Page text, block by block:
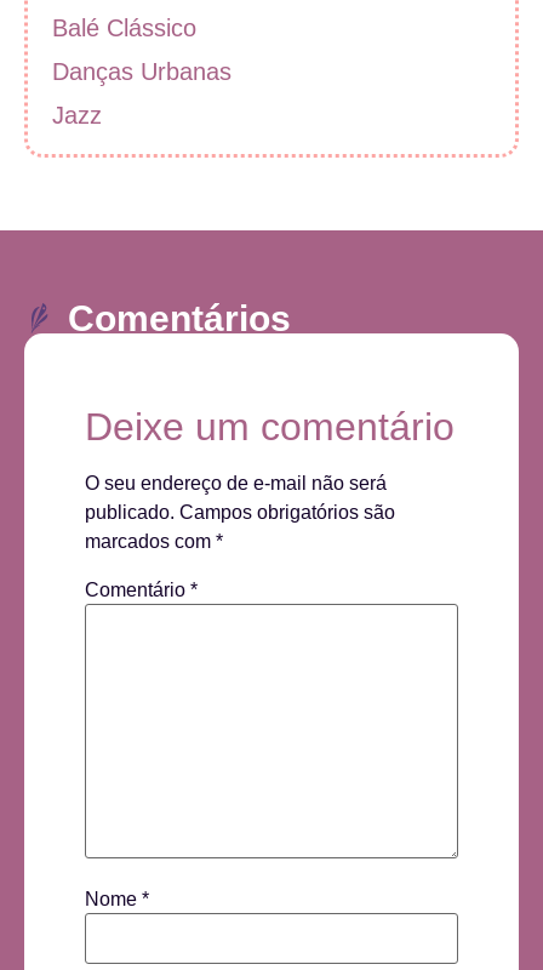
Balé Clássico
Danças Urbanas
Jazz
Comentários
Deixe um comentário
O seu endereço de e-mail não será
publicado. Campos obrigatórios são
marcados com *
Comentário *
Nome *